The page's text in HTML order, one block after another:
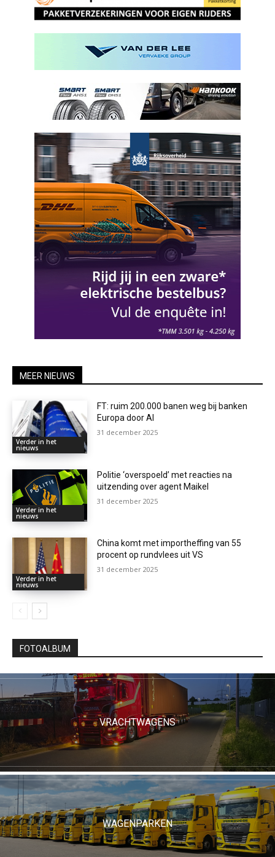
MEER NIEUWS
Verder in het
nieuws
FT: ruim 200.000 banen weg bij banken
Europa door AI
31 december 2025
Verder in het
nieuws
Politie ‘overspoeld’ met reacties na
uitzending over agent Maikel
31 december 2025
Verder in het
nieuws
China komt met importheffing van 55
procent op rundvlees uit VS
31 december 2025
FOTOALBUM
VRACHTWAGENS
WAGENPARKEN